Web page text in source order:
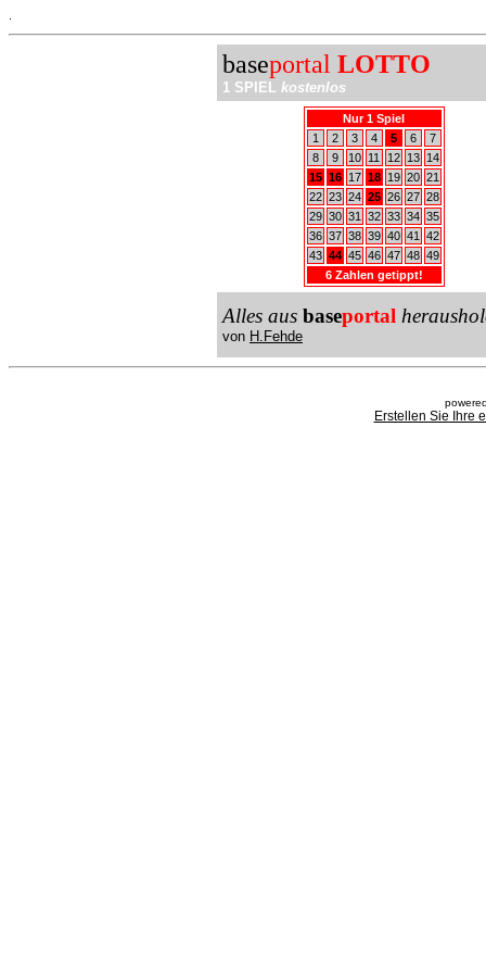
baseportal LOTTO
1 SPIEL kostenlos
Nur 1 Spiel
1
2 3 4 5 6
7
8
9 10 11 12 13
14
15 16 17 18 19 20 21
22 23 24 25 26 27 28
29 30 31 32 33 34 35
36 37 38 39 40 41
42
43 44 45 46 47 48 49
6 Zahlen getippt!
Alles aus baseportal
von H.Fehde
Erstellen Sie Ihre